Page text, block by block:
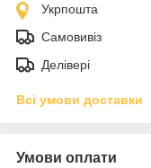
Укрпошта
Самовивіз
Делівері
Всі умови доставки
Умови оплати